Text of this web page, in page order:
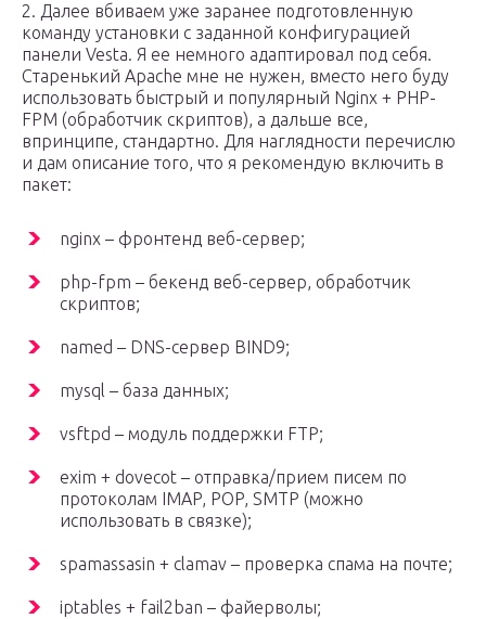
2. Далее вбиваем уже заранее подготовленную
команду установки с заданной конфигурацией
панели Vesta. Я ее немного адаптировал под себя.
Старенький Apache мне не нужен, вместо него буду
использовать быстрый и популярный Nginx + PHP-
FPM (обработчик скриптов), а дальше все,
впринципе, стандартно. Для наглядности перечислю
и дам описание того, что я рекомендую включить в
пакет:
nginx – фронтенд веб-сервер;
php-fpm – бекенд веб-сервер, обработчик
скриптов;
named – DNS-сервер BIND9;
mysql – база данных;
vsftpd – модуль поддержки FTP;
exim + dovecot – отправка/прием писем по
протоколам IMAP, POP, SMTP (можно
использовать в связке);
spamassasin + clamav – проверка спама на почте;
iptables + fail2ban – файерволы;